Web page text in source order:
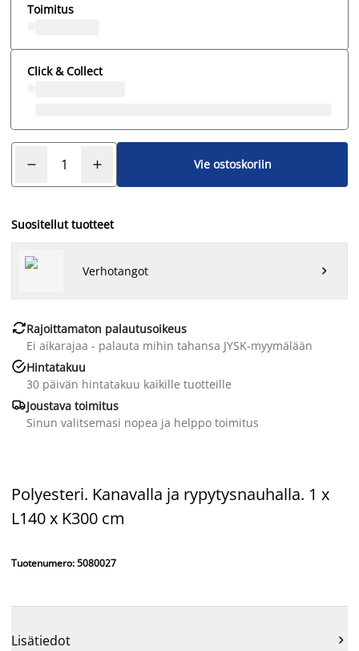
Toimitus
Click & Collect
Vie ostoskoriin
Suositellut tuotteet
Verhotangot 
Rajoittamaton palautusoikeus
Ei aikarajaa - palauta mihin tahansa JYSK-myymälään
Hintatakuu
30 päivän hintatakuu kaikille tuotteille
Joustava toimitus
Sinun valitsemasi nopea ja helppo toimitus
Polyesteri. Kanavalla ja rypytysnauhalla. 1 x
L140 x K300 cm
Tuotenumero: 5080027
Lisätiedot 